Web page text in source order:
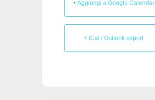
+ Aggiungi a Google Calendar
+ iCal / Outlook export